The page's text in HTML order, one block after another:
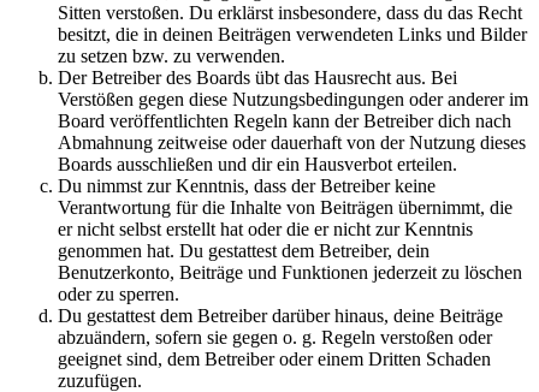
Sitten verstoßen. Du erklärst insbesondere, dass du das Recht
besitzt, die in deinen Beiträgen verwendeten Links und Bilder
zu setzen bzw. zu verwenden.
Der Betreiber des Boards übt das Hausrecht aus. Bei
Verstößen gegen diese Nutzungsbedingungen oder anderer im
Board veröffentlichten Regeln kann der Betreiber dich nach
Abmahnung zeitweise oder dauerhaft von der Nutzung dieses
Boards ausschließen und dir ein Hausverbot erteilen.
Du nimmst zur Kenntnis, dass der Betreiber keine
Verantwortung für die Inhalte von Beiträgen übernimmt, die
er nicht selbst erstellt hat oder die er nicht zur Kenntnis
genommen hat. Du gestattest dem Betreiber, dein
Benutzerkonto, Beiträge und Funktionen jederzeit zu löschen
oder zu sperren.
Du gestattest dem Betreiber darüber hinaus, deine Beiträge
abzuändern, sofern sie gegen o. g. Regeln verstoßen oder
geeignet sind, dem Betreiber oder einem Dritten Schaden
zuzufügen.